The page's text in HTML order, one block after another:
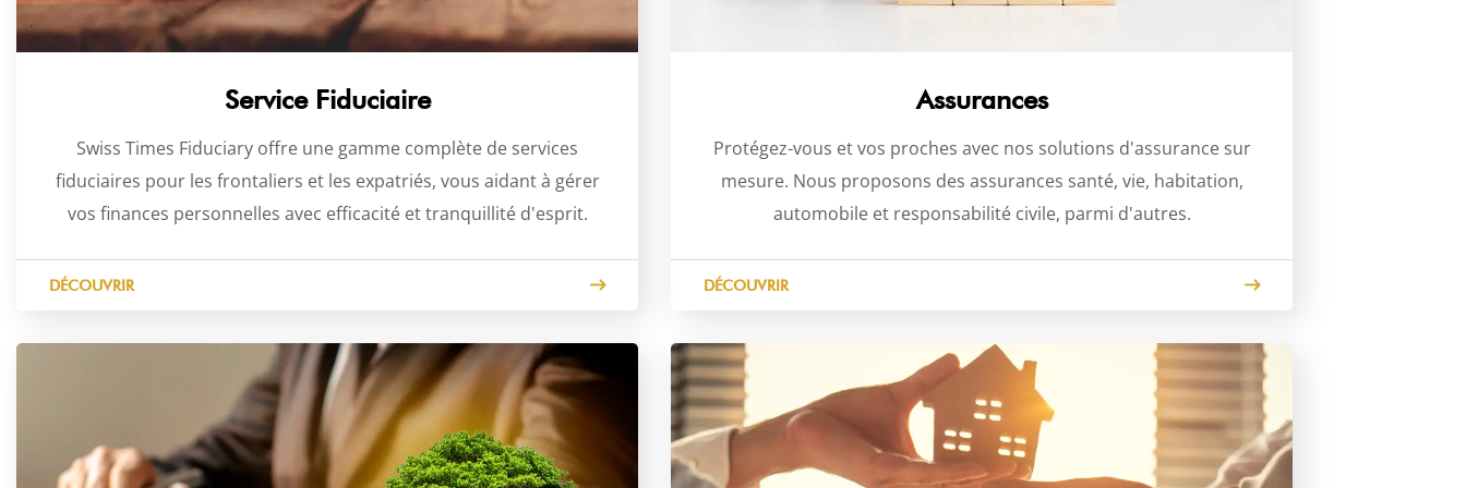
Service Fiduciaire
Swiss Times Fiduciary offre une gamme complète de services
fiduciaires pour les frontaliers et les expatriés, vous aidant à gérer
vos finances personnelles avec efficacité et tranquillité d'esprit.
DÉCOUVRIR
Assurances
Protégez-vous et vos proches avec nos solutions d'assurance sur
mesure. Nous proposons des assurances santé, vie, habitation,
automobile et responsabilité civile, parmi d'autres.
DÉCOUVRIR